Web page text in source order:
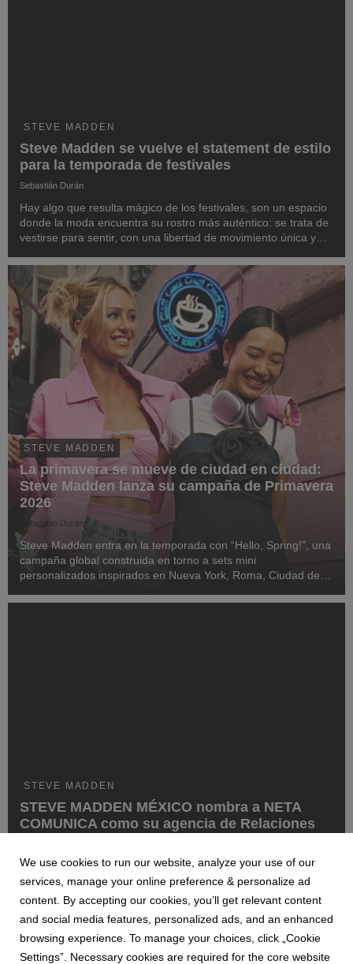
STEVE MADDEN
Steve Madden se vuelve el statement de estilo
para la temporada de festivales
Sebastián Durán
Hay algo que resulta mágico de los festivales, son un espacio
donde la moda encuentra su rostro más auténtico: se trata de
vestirse para sentir, con una libertad de movimiento única y
más memorables. Al igual que...
STEVE MADDEN
La primavera se mueve de ciudad en ciudad:
Steve Madden lanza su campaña de Primavera
2026
Sebastián Durán
Steve Madden entra en la temporada con “Hello, Spring!”, una
campaña global construida en torno a sets mini
personalizados inspirados en Nueva York, Roma, Ciudad de
primavera se manifiesta en el color, capas más...
STEVE MADDEN
STEVE MADDEN MÉXICO nombra a NETA
COMUNICA como su agencia de Relaciones
Sebastián Durán
STEVE MADDEN, la marca que es un referente internacional
en calzado y accesorios de tendencia, ha seleccionado a
NETA COMUNICA como su nuevo aliado estratégico en
México con el objetivo de elevar su comunicación en el
mercado y fortalecer su vínculo con las audiencias cl...
We use cookies to run our website, analyze your use of our
services, manage your online preference & personalize ad
content. By accepting our cookies, you’ll get relevant content
and social media features, personalized ads, and an enhanced
browsing experience. To manage your choices, click „Cookie
Settings”. Necessary cookies are required for the core website